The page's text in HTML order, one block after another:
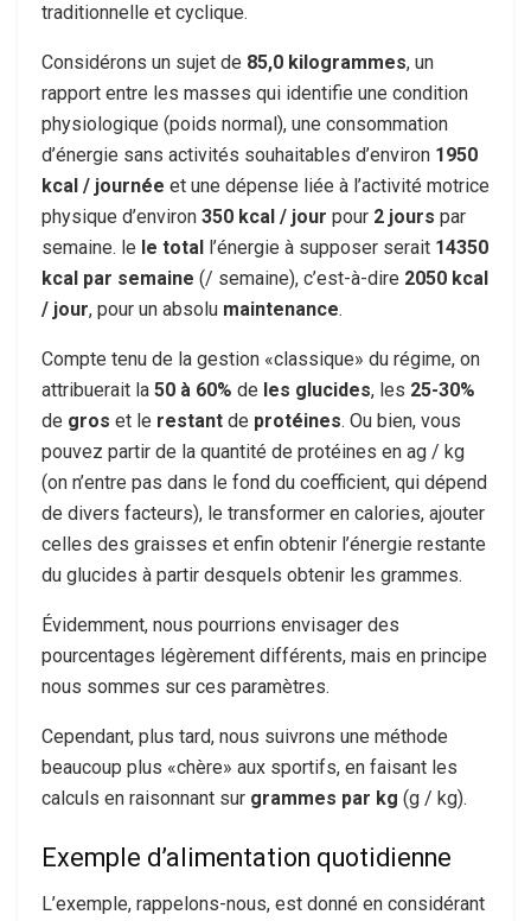
traditionnelle et cyclique.
Considérons un sujet de 85,0 kilogrammes, un
rapport entre les masses qui identifie une condition
physiologique (poids normal), une consommation
d’énergie sans activités souhaitables d’environ 1950
kcal / journée et une dépense liée à l’activité motrice
physique d’environ 350 kcal / jour pour 2 jours par
semaine. le le total l’énergie à supposer serait 14350
kcal par semaine (/ semaine), c’est-à-dire 2050 kcal
/ jour, pour un absolu maintenance.
Compte tenu de la gestion «classique» du régime, on
attribuerait la 50 à 60% de les glucides, les 25-30%
de gros et le restant de protéines. Ou bien, vous
pouvez partir de la quantité de protéines en ag / kg
(on n’entre pas dans le fond du coefficient, qui dépend
de divers facteurs), le transformer en calories, ajouter
celles des graisses et enfin obtenir l’énergie restante
du glucides à partir desquels obtenir les grammes.
Évidemment, nous pourrions envisager des
pourcentages légèrement différents, mais en principe
nous sommes sur ces paramètres.
Cependant, plus tard, nous suivrons une méthode
beaucoup plus «chère» aux sportifs, en faisant les
calculs en raisonnant sur grammes par kg (g / kg).
Exemple d’alimentation quotidienne
L’exemple, rappelons-nous, est donné en considérant